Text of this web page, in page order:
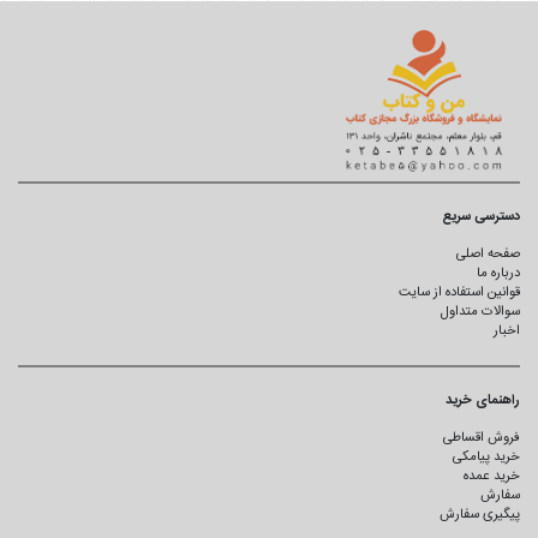
دسترسی سریع
صفحه اصلی
درباره ما
قوانین استفاده از سایت
سوالات متداول
اخبار
راهنمای خرید
فروش اقساطی
خرید پیامکی
خرید عمده
سفارش
پیگیری سفارش